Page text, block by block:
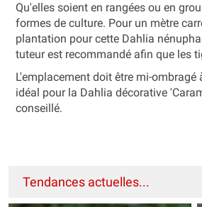
Qu'elles soient en rangées ou en
formes de culture. Pour un mètre
plantation pour cette Dahlia
tuteur est recommandé afin que les
L'emplacement doit être mi-
idéal pour la Dahlia décorative
conseillé.
Tendances actuelles...